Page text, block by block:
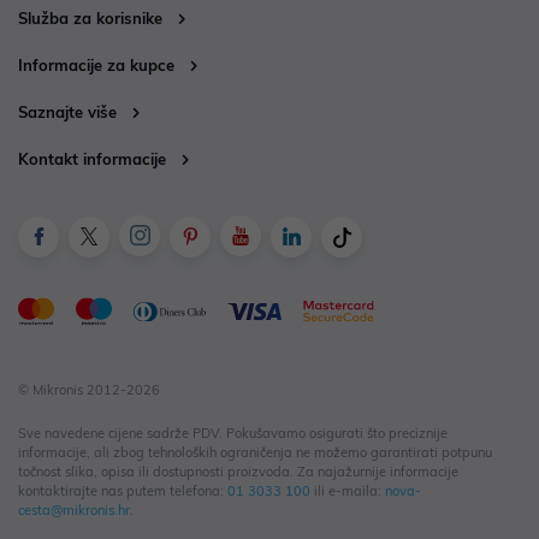
Služba za korisnike
Informacije za kupce
Saznajte više
Kontakt informacije
© Mikronis 2012-2026
Sve navedene cijene sadrže PDV. Pokušavamo osigurati što preciznije
informacije, ali zbog tehnoloških ograničenja ne možemo garantirati potpunu
točnost slika, opisa ili dostupnosti proizvoda. Za najažurnije informacije
kontaktirajte nas putem telefona: 01 3033 100 ili e-maila: nova-
cesta@mikronis.hr.